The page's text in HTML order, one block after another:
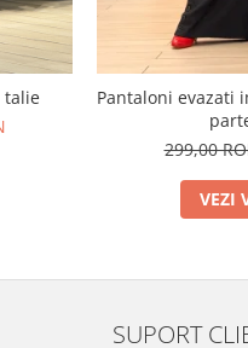
talie
Pantaloni evazati
299,00
VEZI
SUPORT